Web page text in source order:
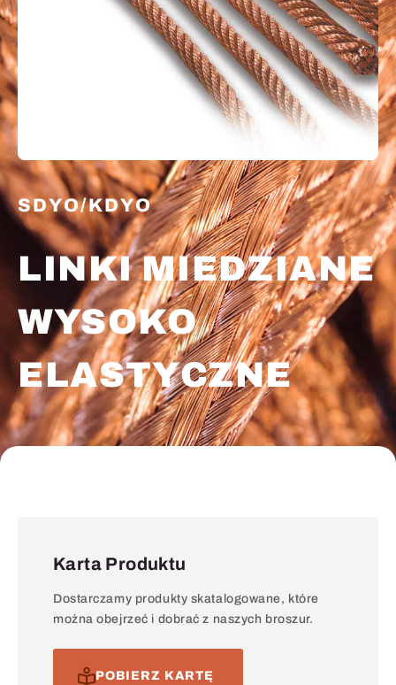
SDYO/KDYO
LINKI MIEDZIANE
WYSOKO
ELASTYCZNE
Karta Produktu
Dostarczamy produkty skatalogowane, które
można obejrzeć i dobrać z naszych broszur.
POBIERZ KARTĘ